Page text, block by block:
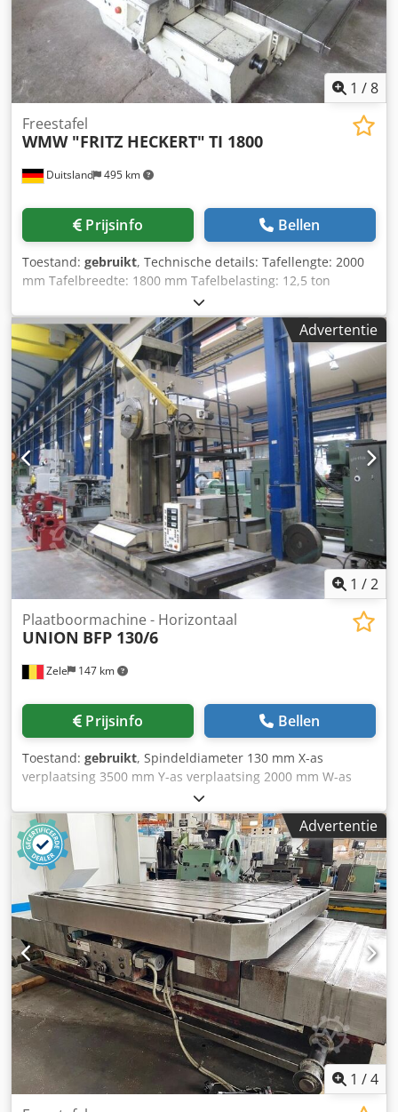
1 /8
Duitsland 495 km
Freestafel
WMW "FRITZ HECKERT" TI 1800
Prijsinfo Bellen
Toestand: gebruikt, Technische details: Tafellengte: 2000
mm Tafelbreedte: 1800 mm Tafelbelasting: 12,5 ton
Tafelbeweging in lengterichting: 1250/1400 mm
Tafelrotatie: 360 gemotoriseerd ° Tafelpositionering: 4x90 °
Aanzet - in de lengterichting: 0,63 - 2.000 mm/min. Hoogte
boven vloer: 920 mm Stroomvoorziening: 380 V Totaal
benodigd vermogen: 6 kW Machinegewicht ca.: 7,6 ton
Machineafmetingen LxBxH: 3,8 x 2,25 x 0,95 m
Conventionele kottertafel, bediening via bedieningspaneel
T-gleuven volgens DIN 650: Cjdpfxeu N Ebdo Aiiorf
a=28mm; h=49mm; b=52mm; c=21mm *
Advertentie
1 /2
Zele 147 km
Plaatboormachine - Horizontaal
UNION BFP 130/6
Prijsinfo Bellen
Toestand: gebruikt, Spindeldiameter 130 mm X-as
verplaatsing 3500 mm Y-as verplaatsing 2000 mm W-as
900 mm Opname ISO 50 Totale vermogensbehoefte 18,5
kW Toebehoren: Aanslagplaat en verdeelstaartstuk
Inclusief: Facing head Cedjyqtwvopfx Aiierf Tussenstuk
(deelstaartstuk) De technische gegevens zijn afkomstig van
de fabrikant of operator en daarom vrijblijvend voor ons.
Tussentijdse verkoop voorbehouden; uitsluitend onze
algemene voorwaarden zijn van toepassing. Over ons Meer
dan 400 eigen machines op voorraad Meer dan 15.000 m²
opslagruimte, hijscapaciteit 70 ton Meer dan 10.000
artikelen aan accessoires voor uw werkplaats Wilt u
machines, productielijnen of uw bedrijf verkopen, neem
dan contact met ons op. Meer aanbiedingen vindt u op
onze website. Bezichtigingen zijn op afspraak mogelijk. Wij
kijken uit naar uw bezoek. Uw Markus Hirsch Team
Advertentie
1 /4